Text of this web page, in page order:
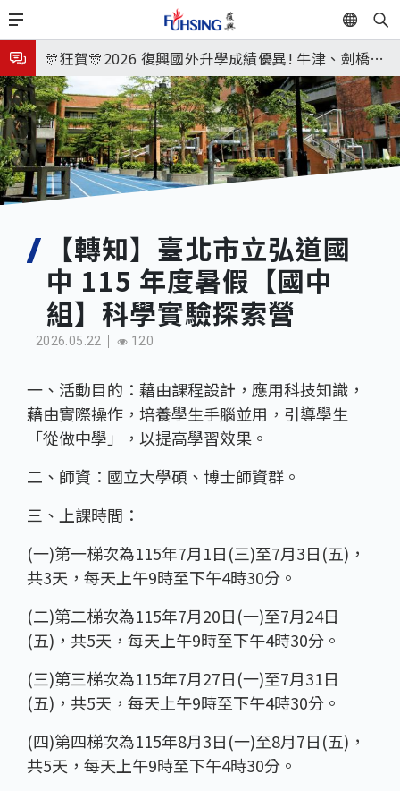
移
至
主
內
容
EN
🎉🎉🎉狂賀! 12望蘇同學榮錄MIT麻省理工學院，本校
連續兩年錄取世界第一學府！
🎊狂賀🎊2026 復興國外升學成績優異! 牛津、劍橋首
次雙星閃耀✨
115年校本部大學榜單再創佳績🎉，32％達醫學系錄
取標準、62%達台大錄取標準。各組合4科60級分9人
🎊
8月3日 分科成績公布
臺北市2026城鎮韌性(防空)演習訂於8月13日(四) 14
時30分至15時實施，全市人、車及各場所均須配合管
制與避難演練，以免受罰。
8月31日 開學日
🎉🎉🎉狂賀! 12望蘇同學榮錄MIT麻省理工學院，本校
連續兩年錄取世界第一學府！
【轉知】臺北市立弘道國
中 115 年度暑假【國中
組】科學實驗探索營
2026.05.22 120
一、活動目的：藉由課程設計，應用科技知識，
藉由實際操作，培養學生手腦並用，引導學生
「從做中學」，以提高學習效果。
二、師資：國立大學碩、博士師資群。
三、上課時間：
(一)第一梯次為115年7月1日(三)至7月3日(五)，
共3天，每天上午9時至下午4時30分。
(二)第二梯次為115年7月20日(一)至7月24日
(五)，共5天，每天上午9時至下午4時30分。
(三)第三梯次為115年7月27日(一)至7月31日
(五)，共5天，每天上午9時至下午4時30分。
(四)第四梯次為115年8月3日(一)至8月7日(五)，
共5天，每天上午9時至下午4時30分。